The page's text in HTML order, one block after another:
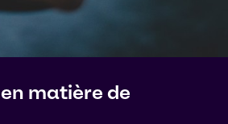
matière de